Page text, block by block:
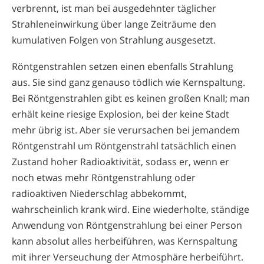
verbrennt, ist man bei ausgedehnter täglicher
Strahleneinwirkung über lange Zeiträume den
kumulativen Folgen von Strahlung ausgesetzt.
Röntgenstrahlen setzen einen ebenfalls Strahlung
aus. Sie sind ganz genauso tödlich wie Kernspaltung.
Bei Röntgenstrahlen gibt es keinen großen Knall; man
erhält keine riesige Explosion, bei der keine Stadt
mehr übrig ist. Aber sie verursachen bei jemandem
Röntgenstrahl um Röntgenstrahl tatsächlich einen
Zustand hoher Radioaktivität, sodass er, wenn er
noch etwas mehr Röntgenstrahlung oder
radioaktiven Niederschlag abbekommt,
wahrscheinlich krank wird. Eine wiederholte, ständige
Anwendung von Röntgenstrahlung bei einer Person
kann absolut alles herbeiführen, was Kernspaltung
mit ihrer Verseuchung der Atmosphäre herbeiführt.